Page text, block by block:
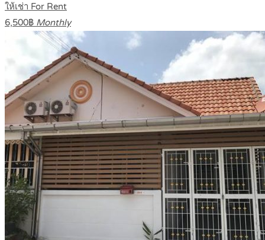
ให้เช่า For Rent
6,500฿ Monthly